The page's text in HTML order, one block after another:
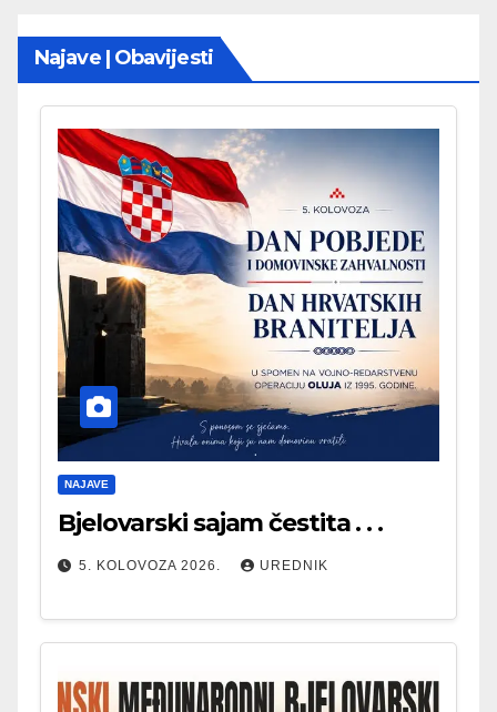
Najave | Obavijesti
NAJAVE
Bjelovarski sajam čestita . . .
5. KOLOVOZA 2026. UREDNIK